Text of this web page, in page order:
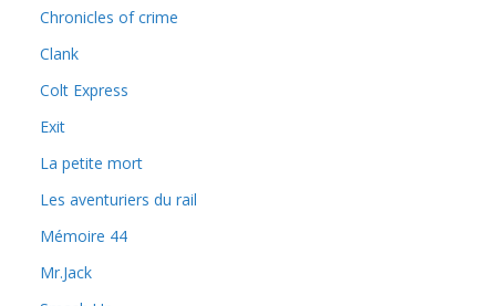
Chronicles of crime
Clank
Colt Express
Exit
La petite mort
Les aventuriers du rail
Mémoire 44
Mr.Jack